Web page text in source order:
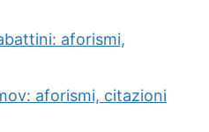
aforismi,
aforismi, citazioni